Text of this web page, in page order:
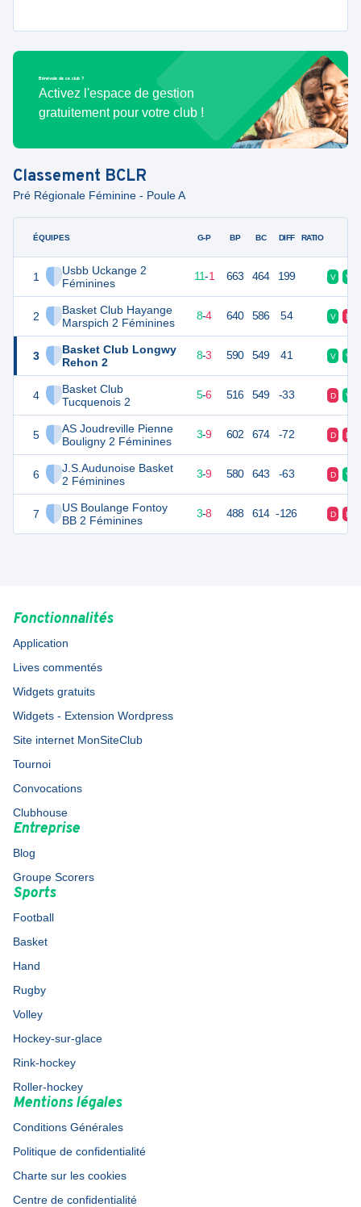
Bénévole de ce club ?
Activez l'espace de gestion
gratuitement pour votre club !
Classement BCLR
Pré Régionale Féminine - Poule A
ÉQUIPES
1
Usbb Uckange 2
Féminines
2
Basket Club Hayange
Marspich 2 Féminines
3
Basket Club Longwy
Rehon 2
4
Basket Club
Tucquenois 2
5
AS Joudreville Pienne
Bouligny 2 Féminines
6
J.S.Audunoise Basket
2 Féminines
7
US Boulange Fontoy
BB 2 Féminines
G-P BP BC DIFF RATIO
23 11-1 663 464 199 V V
20 12 8-4 640 586 54 V D
19 11 8-3 590 549 41 V V
5-6 516 549 -33 D V
15 12 3-9 602 674 -72 D D
15 12 3-9 580 643 -63 D V
14 3-8 488 614 -126 D D
Fonctionnalités
Application
Lives commentés
Widgets gratuits
Widgets - Extension Wordpress
Site internet MonSiteClub
Tournoi
Convocations
Clubhouse
Entreprise
Blog
Groupe Scorers
Sports
Football
Basket
Hand
Rugby
Volley
Hockey-sur-glace
Rink-hockey
Roller-hockey
Mentions légales
Conditions Générales
Politique de confidentialité
Charte sur les cookies
Centre de confidentialité